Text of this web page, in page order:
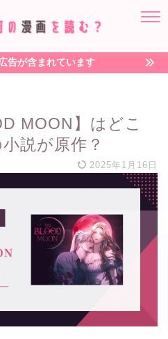
告が含まれています
MOON】はどこ
説が原作？
2025年1月16日